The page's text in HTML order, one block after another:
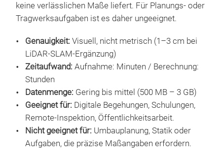
keine verlässlichen Maße liefert. Für Planungs- oder
Tragwerksaufgaben ist es daher ungeeignet.
Genauigkeit: Visuell, nicht metrisch (1–3 cm bei
LiDAR-SLAM-Ergänzung)
Zeitaufwand: Aufnahme: Minuten / Berechnung:
Stunden
Datenmenge: Gering bis mittel (500 MB – 3 GB)
Geeignet für: Digitale Begehungen, Schulungen,
Remote-Inspektion, Öffentlichkeitsarbeit.
Nicht geeignet für: Umbauplanung, Statik oder
Aufgaben, die präzise Maßangaben erfordern.